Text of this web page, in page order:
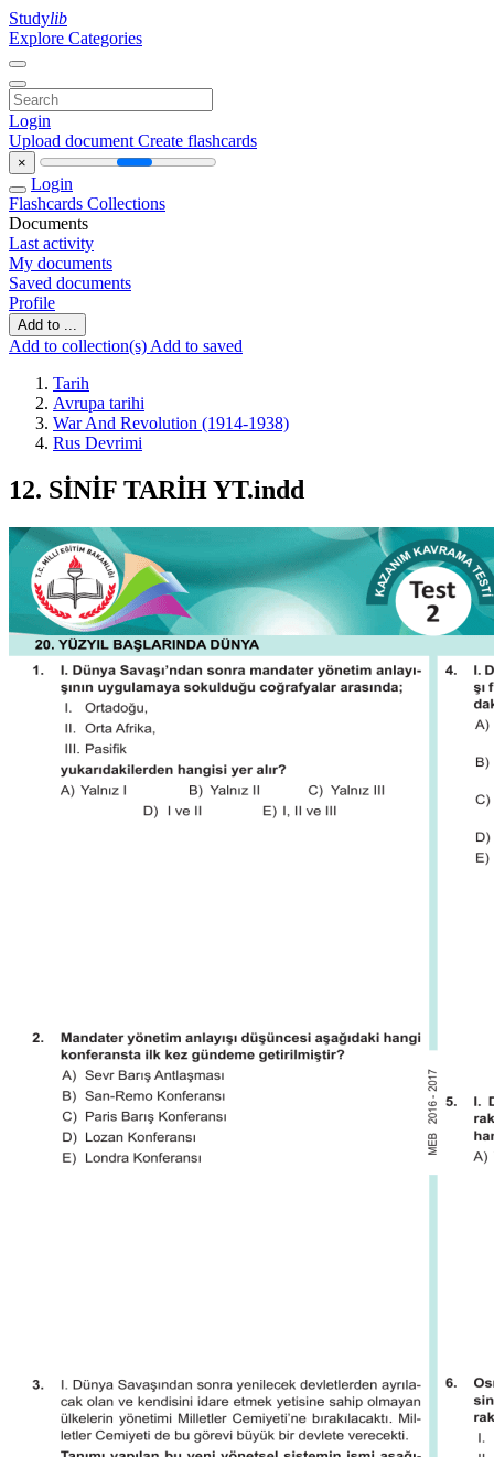
Studylib
Explore Categories
Login
Upload document Create flashcards
×
Login
Flashcards Collections
Documents
Last activity
My documents
Saved documents
Profile
Add to ...
Add to collection(s) Add to saved
Tarih
Avrupa tarihi
War And Revolution (1914-1938)
Rus Devrimi
12. SİNİF TARİH YT.indd